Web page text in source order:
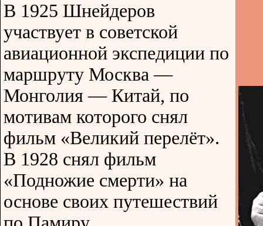
В 1925 Шнейдеров
участвует в советской
авиационной экспедиции по
маршруту Москва —
Монголия — Китай, по
мотивам которого снял
фильм «Великий перелёт».
В 1928 снял фильм
«Подножие смерти» на
основе своих путешествий